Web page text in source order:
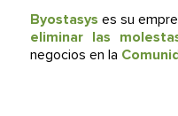
Byostasys es su
eliminar las
negocios en la